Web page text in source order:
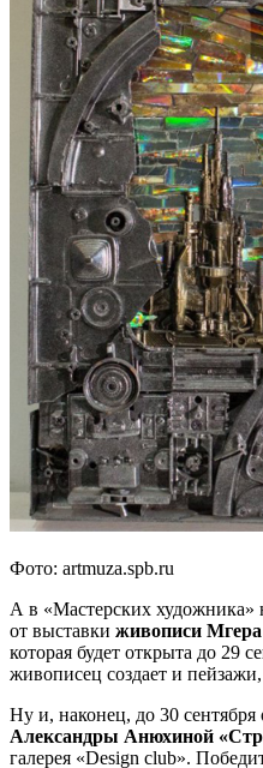
Фото: artmuza.spb.ru
А в «Мастерских
от выставки живописи
которая будет открыта до 29
живописец создает и
Ну и, наконец, до 30 сентября
Александры Анюхиной
галерея «Design club».